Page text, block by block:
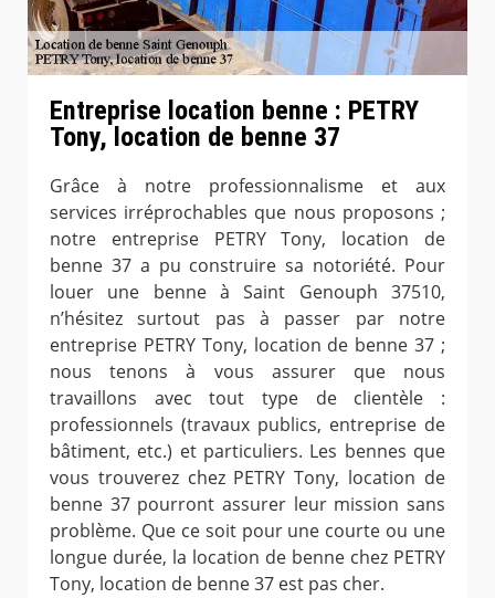
Entreprise location benne : PETRY
Tony, location de benne 37
Grâce à notre professionnalisme et aux
services irréprochables que nous proposons ;
notre entreprise PETRY Tony, location de
benne 37 a pu construire sa notoriété. Pour
louer une benne à Saint Genouph 37510,
n’hésitez surtout pas à passer par notre
entreprise PETRY Tony, location de benne 37 ;
nous tenons à vous assurer que nous
travaillons avec tout type de clientèle :
professionnels (travaux publics, entreprise de
bâtiment, etc.) et particuliers. Les bennes que
vous trouverez chez PETRY Tony, location de
benne 37 pourront assurer leur mission sans
problème. Que ce soit pour une courte ou une
longue durée, la location de benne chez PETRY
Tony, location de benne 37 est pas cher.